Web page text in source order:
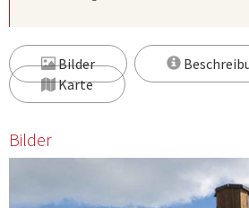
Bilder
Karte
Bilder